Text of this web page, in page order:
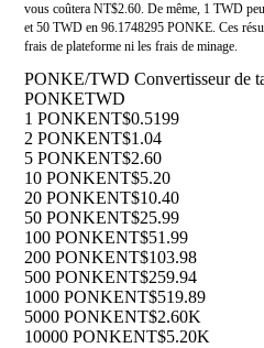
vous coûtera NT$2.60. De même, 1 TWD
et 50 TWD en 96.1748295 PONKE. Ces
frais de plateforme ni les frais de minage.
PONKE/TWD Convertisseur de
PONKETWD
1 PONKENT$0.5199
2 PONKENT$1.04
5 PONKENT$2.60
10 PONKENT$5.20
20 PONKENT$10.40
50 PONKENT$25.99
100 PONKENT$51.99
200 PONKENT$103.98
500 PONKENT$259.94
1000 PONKENT$519.89
5000 PONKENT$2.60K
10000 PONKENT$5.20K